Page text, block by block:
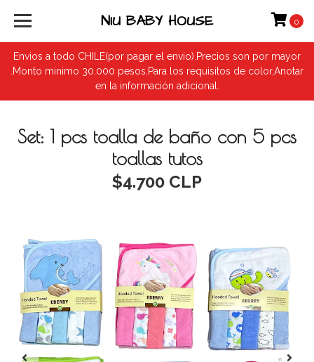
Envios a todo CHILE(por pagar el envio).Precios son por mayor
.Monto minimo 30.000 pesos.Para los requisitos de color,Anotar
en la información adicional.
NIU BABY HOUSE 0
Set: 1 pcs toalla de baño con 5 pcs
toallas tutos
$4.700 CLP